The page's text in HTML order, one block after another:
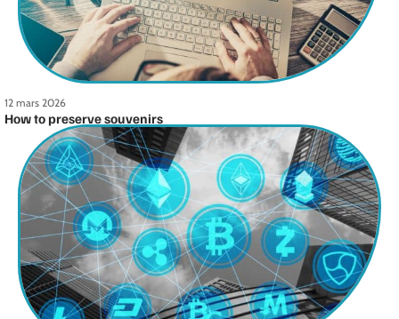
12 mars 2026
How to preserve souvenirs